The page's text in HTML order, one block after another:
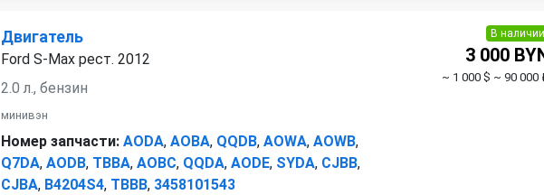
Двигатель
Ford S-Max рест. 2012
2.0 л., бензин
минивэн
Номер запчасти: AODA,AOBA, QQDB,AOWA,AOWB,
Q7DA,AODB, TBBA,AOBC, QQDA,AODE, SYDA, CJBB,
CJBA, B4204S4, TBBB, 3458101543
В наличии
3 000
~ 1 000 $ ~ 90 000